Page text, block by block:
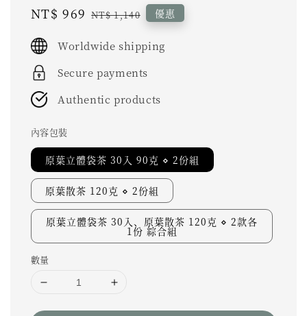
Sale
NT$ 969 Regular
NT$ 1,140 優惠
Worldwide shipping
Secure payments
Authentic products
內容包裝
原葉立體袋茶 30入 90克 ⋄ 2份組
原葉散茶 120克 ⋄ 2份組
原葉立體袋茶 30入、原葉散茶 120克 ⋄ 2款各
1份 綜合組
數量